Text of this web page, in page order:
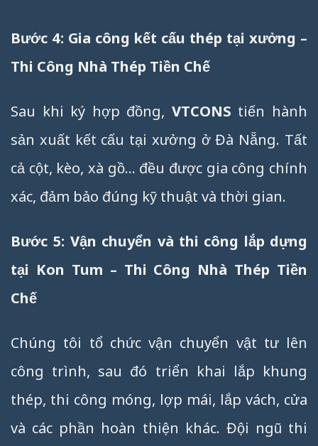
Bước 4: Gia công kết cấu thép tại xưởng –
Thi Công Nhà Thép Tiền Chế
Sau khi ký hợp đồng, VTCONS tiến hành
sản xuất kết cấu tại xưởng ở Đà Nẵng. Tất
cả cột, kèo, xà gồ… đều được gia công chính
xác, đảm bảo đúng kỹ thuật và thời gian.
Bước 5: Vận chuyển và thi công lắp dựng
tại Kon Tum – Thi Công Nhà Thép Tiền
Chế
Chúng tôi tổ chức vận chuyển vật tư lên
công trình, sau đó triển khai lắp khung
thép, thi công móng, lợp mái, lắp vách, cửa
và các phần hoàn thiện khác. Đội ngũ thi